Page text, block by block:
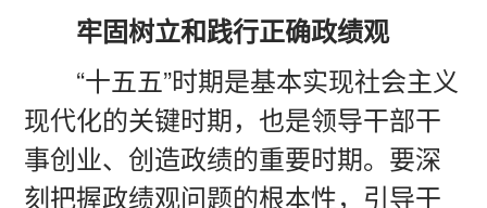
牢固树立和践行正确政绩观
“十五五”时期是基本实现社会主义
现代化的关键时期，也是领导干部干
事创业、创造政绩的重要时期。要深
刻把握政绩观问题的根本性，引导干